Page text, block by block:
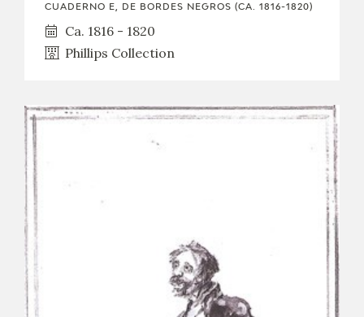
CUADERNO E, DE BORDES NEGROS (CA. 1816-1820)
Ca. 1816 - 1820
Phillips Collection